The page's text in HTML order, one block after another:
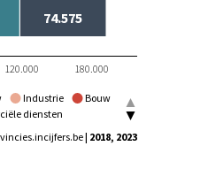
Industrie
Bouw
diensten
120.000 180.000
74.575
| 2018, 2023